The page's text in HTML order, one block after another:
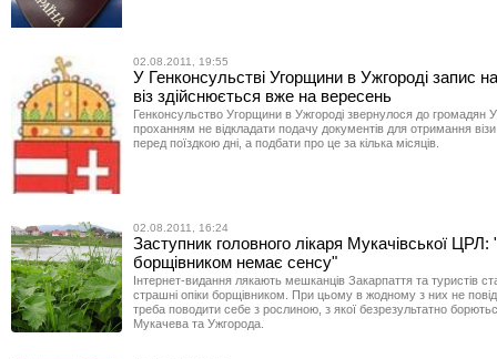
02.08.2011, 19:55
У Генконсульстві Угорщини в Ужгороді запис
віз здійснюється вже на вересень
Генконсульство Угорщини в Ужгороді звернулося до громадян
проханням не відкладати подачу документів для отримання візи
перед поїздкою дні, а подбати про це за кілька місяців.
02.08.2011, 16:24
Заступник головного лікаря Мукачівської ЦРЛ:
борщівником немає сенсу"
Інтернет-видання лякають мешканців Закарпаття та туристів
страшні опіки борщівником. При цьому в жодному з них не
треба поводити себе з рослиною, з якої безрезультатно
Мукачева та Ужгорода.